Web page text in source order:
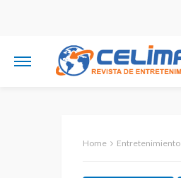
Home Entretenimiento